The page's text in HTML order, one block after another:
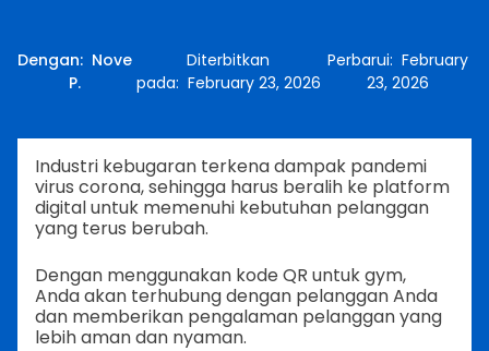
Dengan: Nove
P.
Diterbitkan
pada: February 23, 2026
Perbarui:February
23, 2026
Industri kebugaran terkena dampak pandemi
virus corona, sehingga harus beralih ke platform
digital untuk memenuhi kebutuhan pelanggan
yang terus berubah.
Dengan menggunakan kode QR untuk gym,
Anda akan terhubung dengan pelanggan Anda
dan memberikan pengalaman pelanggan yang
lebih aman dan nyaman.